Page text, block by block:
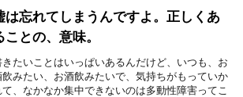
は忘れてしまうんですよ。正しくあ
ことの、意味。
きたいことはいっぱいあるんだけど、いつも、お
飲みたい、お酒飲みたいで、気持ちがもっていか
て、なかなか集中できないのは多動性障害ってこ